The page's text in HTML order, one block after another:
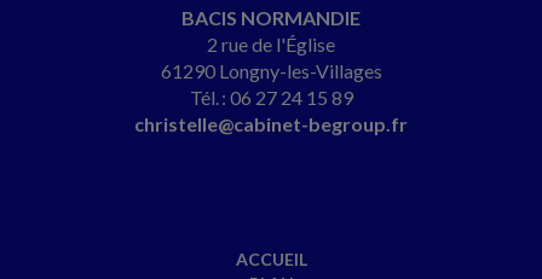
BACIS NORMANDIE
2 rue de l'Église
61290 Longny-les-Villages
Tél. : 06 27 24 15 89
christelle@cabinet-begroup.fr
ACCUEIL